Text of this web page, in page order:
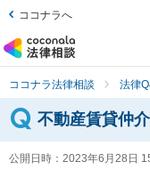
ココナラへ
ココナラ法律相談 法律
不動産賃貸仲
公開日時： 2023年6月28日